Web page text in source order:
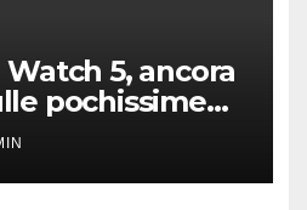
5, ancora
pochissime